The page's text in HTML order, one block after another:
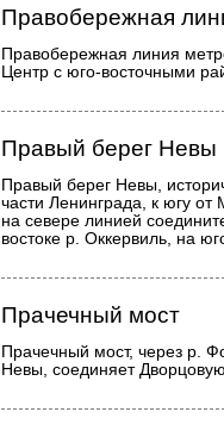
Правобережная
Правобережная линия
Центр с юго-восточными
Правый берег Невы
Правый берег Невы,
части Ленинграда, к югу
на севере линией
востоке р. Оккервиль, на
Прачечный мост
Прачечный мост, через р.
Невы, соединяет